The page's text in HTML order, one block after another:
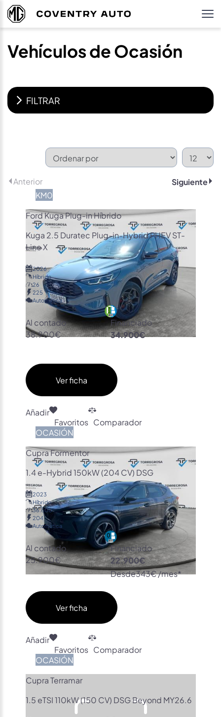
Vehículos de Ocasión
FILTRAR
Anterior Siguiente
KM0
Ford Kuga Plug-in Híbrido
Kuga 2.5 Duratec Plug-in-Hybrid PHEV ST-
Line X
2026
Híbrido
26
225
Automática
Al contado
38.900€
Financiado
34.900€
Ver ficha
Añadir
Favoritos Comparador
OCASIÓN
Cupra Formentor
1.4 e-Hybrid 150kW (204 CV) DSG
2023
Híbrido
36.600
204
Automática
Al contado
25.900€
Financiado
22.900€
Desde343€ /mes*
Ver ficha
Añadir
Favoritos Comparador
OCASIÓN
Cupra Terramar
1.5 eTSI 110kW (150 CV) DSG Beyond MY26.6